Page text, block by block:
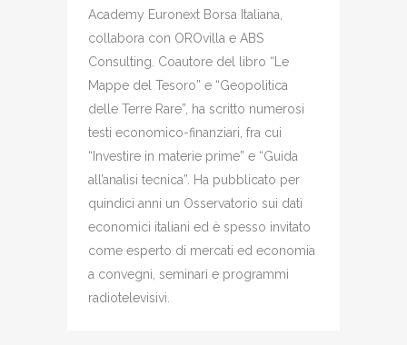
Academy Euronext Borsa Italiana,
collabora con OROvilla e ABS
Consulting. Coautore del libro “Le
Mappe del Tesoro” e “Geopolitica
delle Terre Rare”, ha scritto numerosi
testi economico-finanziari, fra cui
“Investire in materie prime” e “Guida
all’analisi tecnica”. Ha pubblicato per
quindici anni un Osservatorio sui dati
economici italiani ed è spesso invitato
come esperto di mercati ed economia
a convegni, seminari e programmi
radiotelevisivi.